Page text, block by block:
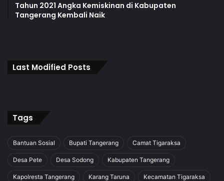
Tahun 2021 Angka Kemiskinan di Kabupaten
Tangerang Kembali Naik
Last Modified Posts
Tags
Bantuan Sosial Bupati Tangerang Camat Tigaraksa
Desa Pete Desa Sodong Kabupaten Tangerang
Kapolresta Tangerang Karang Taruna Kecamatan Tigaraksa